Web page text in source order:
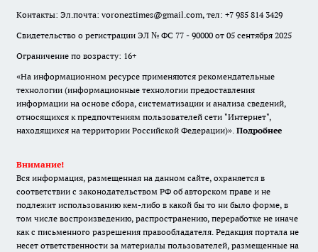
Контакты: Эл.почта: voroneztimes@gmail.com, тел: +7 985 814 3429
Свидетельство о регистрации ЭЛ № ФС 77 - 90000 от 05 сентября 2025
Ограничение по возрасту: 16+
«На информационном ресурсе применяются рекомендательные
технологии (информационные технологии предоставления
информации на основе сбора, систематизации и анализа сведений,
относящихся к предпочтениям пользователей сети "Интернет",
находящихся на территории Российской Федерации)». Подробнее
Внимание!
Вся информация, размещенная на данном сайте, охраняется в
соответствии с законодательством РФ об авторском праве и не
подлежит использованию кем-либо в какой бы то ни было форме, в
том числе воспроизведению, распространению, переработке не иначе
как с письменного разрешения правообладателя. Редакция портала не
несет ответственности за материалы пользователей, размещенные на